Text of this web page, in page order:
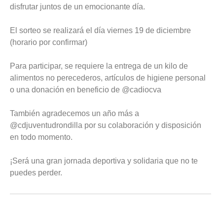
disfrutar juntos de un emocionante día.
El sorteo se realizará el día viernes 19 de diciembre
(horario por confirmar)
Para participar, se requiere la entrega de un kilo de
alimentos no perecederos, artículos de higiene personal
o una donación en beneficio de @cadiocva
También agradecemos un año más a
@cdjuventudrondilla por su colaboración y disposición
en todo momento.
¡Será una gran jornada deportiva y solidaria que no te
puedes perder.